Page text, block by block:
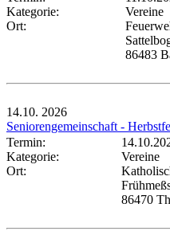
Kategorie:
Vereine
Ort:
86483
14.10. 2026
Seniorengemeinschaft -
Termin:
Kategorie:
Vereine
Ort:
86470